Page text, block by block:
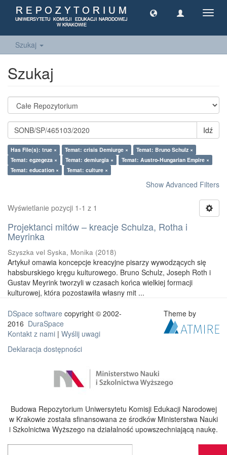
Szukaj
Szukaj
Idź
Has File(s): true × Temat: crisis Demiurge ×
Temat: Bruno Schulz ×
Temat: egzegeza ×
Temat: demiurgia ×
Temat: Austro-Hungarian Empire ×
Temat: education ×
Temat: culture ×
Show Advanced Filters
Wyświetlanie pozycji 1-1 z 1
Projektanci mitów – kreacje Schulza, Rotha i
Meyrinka
Szyszka vel Syska, Monika (2018)
Artykuł omawia koncepcje kreacyjne pisarzy wywodzących się
habsburskiego kręgu kulturowego. Bruno Schulz, Joseph Roth i
Gustav Meyrink tworzyli w czasach końca wielkiej formacji
kulturowej, która pozostawiła własny mit ...
DSpace software copyright © 2002-
2016 DuraSpace
Kontakt z nami | Wyślij uwagi
Deklaracja dostępności
Theme by
Budowa Repozytorium Uniwersytetu Komisji Edukacji Narodowej
w Krakowie została sfinansowana ze środków Ministerstwa Nauki
i Szkolnictwa Wyższego na działalność upowszechniającą naukę.